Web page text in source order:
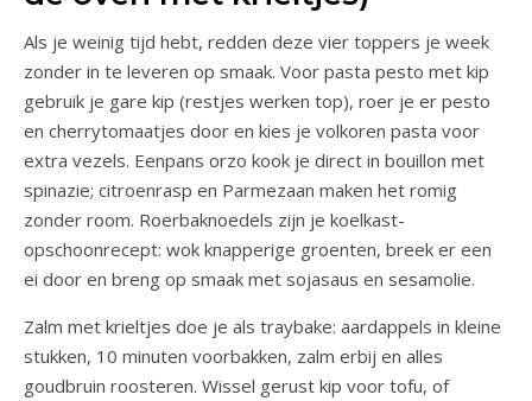
Als je weinig tijd hebt, redden deze vier toppers je week
zonder in te leveren op smaak. Voor pasta pesto met kip
gebruik je gare kip (restjes werken top), roer je er pesto
en cherrytomaatjes door en kies je volkoren pasta voor
extra vezels. Eenpans orzo kook je direct in bouillon met
spinazie; citroenrasp en Parmezaan maken het romig
zonder room. Roerbaknoedels zijn je koelkast-
opschoonrecept: wok knapperige groenten, breek er een
ei door en breng op smaak met sojasaus en sesamolie.
Zalm met krieltjes doe je als traybake: aardappels in kleine
stukken, 10 minuten voorbakken, zalm erbij en alles
goudbruin roosteren. Wissel gerust kip voor tofu, of